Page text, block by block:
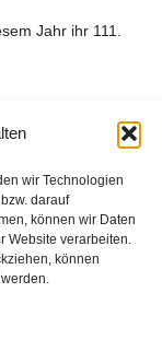
wir Technologien
darauf
können wir Daten
Website verarbeiten.
können
Jahr ihr 111.
in
heute in Dubai